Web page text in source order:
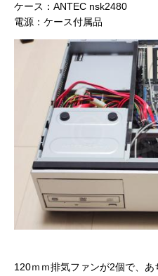
ケース：ANTEC nsk2480
電源：ケース付属品
120ｍｍ排気ファンが2個で、